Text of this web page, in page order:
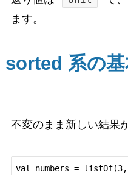
ます。
sorted 系の
不変のまま新しい結果
val numbers =